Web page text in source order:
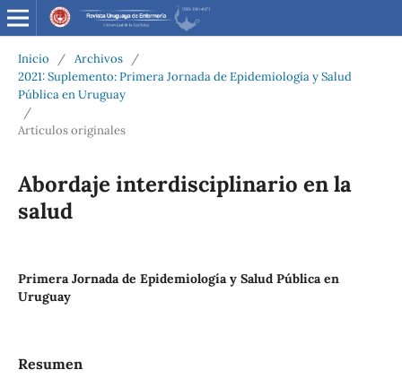
Inicio / Archivos
/
2021: Suplemento: Primera Jornada de Epidemiología y Salud
Pública en Uruguay
/
Artículos originales
Abordaje interdisciplinario en la
salud
Primera Jornada de Epidemiología y Salud Pública en
Uruguay
Resumen